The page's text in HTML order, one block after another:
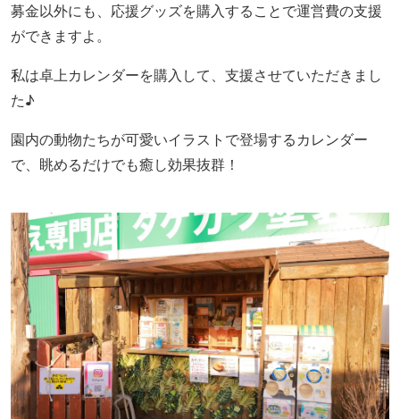
募金以外にも、応援グッズを購入することで運営費の支援
ができますよ。
私は卓上カレンダーを購入して、支援させていただきまし
た♪
園内の動物たちが可愛いイラストで登場するカレンダー
で、眺めるだけでも癒し効果抜群！